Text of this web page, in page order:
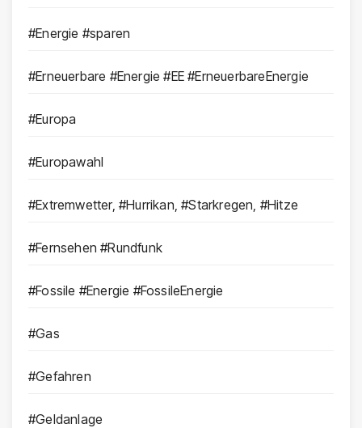
#Energie #sparen
#Erneuerbare #Energie #EE #ErneuerbareEnergie
#Europa
#Europawahl
#Extremwetter, #Hurrikan, #Starkregen, #Hitze
#Fernsehen #Rundfunk
#Fossile #Energie #FossileEnergie
#Gas
#Gefahren
#Geldanlage